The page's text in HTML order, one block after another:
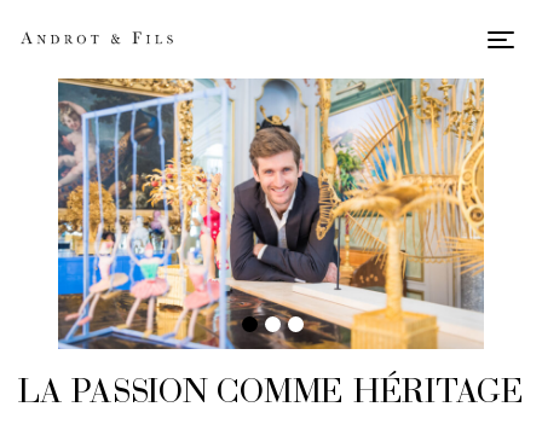
ANTIQUITÉS D’EXCEPTION
LA PASSION COMME HÉRITAGE